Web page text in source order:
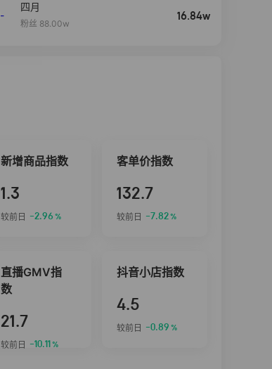
四月
粉丝 88.00w
16.84w
新增商品指数
1.3
较前日 -2.96 %
客单价指数
132.7
较前日 -7.82%
直播GMV指
数
21.7
较前日 -10.11 %
抖音小店指数
4.5
较前日 -0.89 %